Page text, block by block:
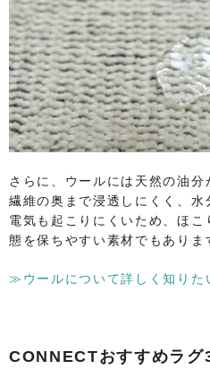
さらに、ウールには天然の油
繊維の奥まで浸透しにくく、
電気も起こりにくいため、ほ
態を保ちやすい素材でもありま
≫ウールについて詳しく知りた
CONNECTおすすめラグ